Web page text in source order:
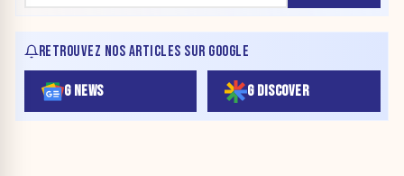
RETROUVEZ NOS ARTICLES SUR GOOGLE
G NEWS G DISCOVER